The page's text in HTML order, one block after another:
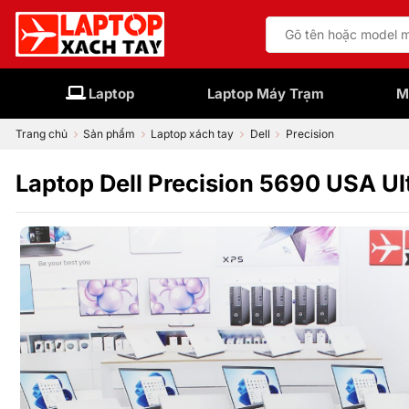
Bỏ
qua
nội
dung
Tìm
kiếm:
Laptop Laptop Máy Trạm
Trang chủ Sản phẩm Laptop xách tay Dell Precision
Laptop Dell Precision 5690 USA